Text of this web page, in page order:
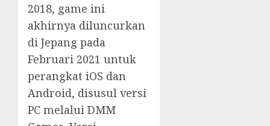
2018, game ini
akhirnya diluncurkan
di Jepang pada
Februari 2021 untuk
perangkat iOS dan
Android, disusul versi
PC melalui DMM